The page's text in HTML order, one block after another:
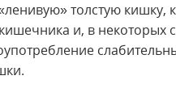
толстую
и, в некоторых